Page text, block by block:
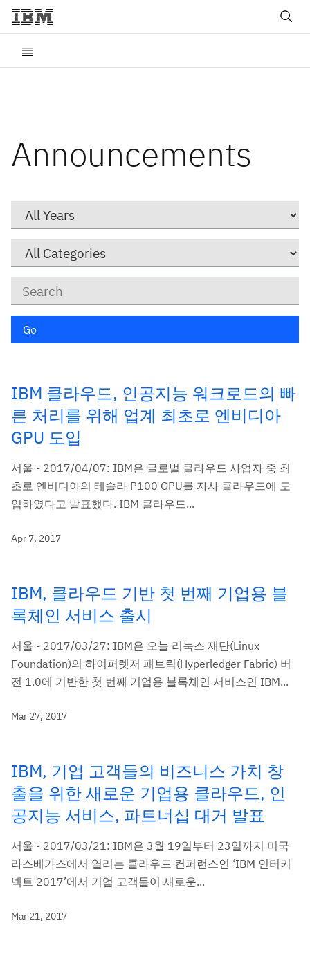
Announcements
Go
IBM 클라우드, 인공지능 워크로드의 빠
른 처리를 위해 업계 최초로 엔비디아
GPU 도입
서울 - 2017/04/07: IBM은 글로벌 클라우드 사업자 중 최
초로 엔비디아의 테슬라 P100 GPU를 자사 클라우드에 도
입하였다고 발표했다. IBM 클라우드...
Apr 7, 2017
IBM, 클라우드 기반 첫 번째 기업용 블
록체인 서비스 출시
서울 - 2017/03/27: IBM은 오늘 리눅스 재단(Linux
Foundation)의 하이퍼렛저 패브릭(Hyperledger Fabric) 버
전 1.0에 기반한 첫 번째 기업용 블록체인 서비스인 IBM...
Mar 27, 2017
IBM, 기업 고객들의 비즈니스 가치 창
출을 위한 새로운 기업용 클라우드, 인
공지능 서비스, 파트너십 대거 발표
서울 - 2017/03/21: IBM은 3월 19일부터 23일까지 미국
라스베가스에서 열리는 클라우드 컨퍼런스인 ‘IBM 인터커
넥트 2017’에서 기업 고객들이 새로운...
Mar 21, 2017